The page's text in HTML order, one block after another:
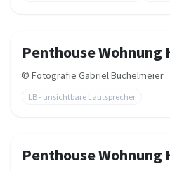
Penthouse Wohnung
© Fotografie Gabriel Büchelmeier
LB - unsichtbare Lautsprecher
Penthouse Wohnung